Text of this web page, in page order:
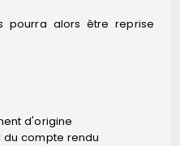
pourra alors être reprise
d'origine
du compte rendu